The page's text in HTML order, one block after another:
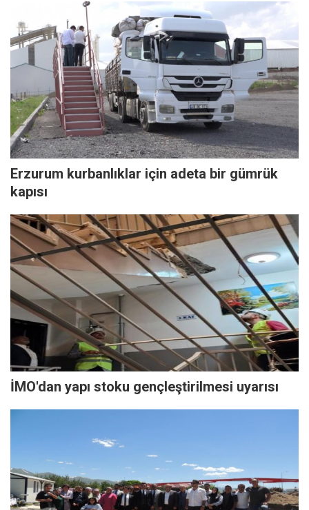
Erzurum kurbanlıklar için adeta bir gümrük
kapısı
İMO'dan yapı stoku gençleştirilmesi uyarısı